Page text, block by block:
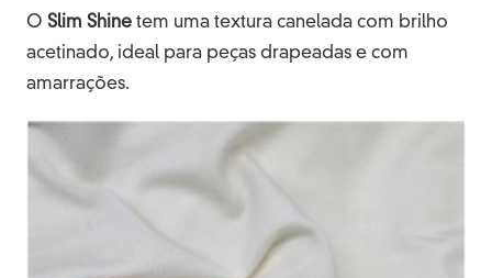
O Slim Shine tem uma textura canelada com brilho
acetinado, ideal para peças drapeadas e com
amarrações.